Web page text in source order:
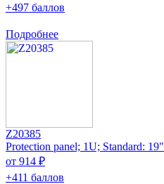
+497 баллов
Подробнее
Z20385
Protection panel; 1U; Standard: 19"
от 914 ₽
+411 баллов